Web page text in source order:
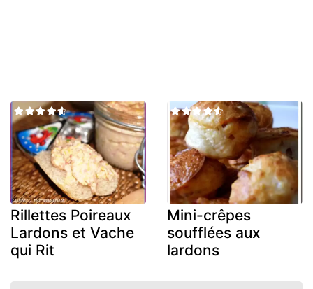
Rillettes Poireaux
Lardons et Vache
qui Rit
Mini-crêpes
soufflées aux
lardons